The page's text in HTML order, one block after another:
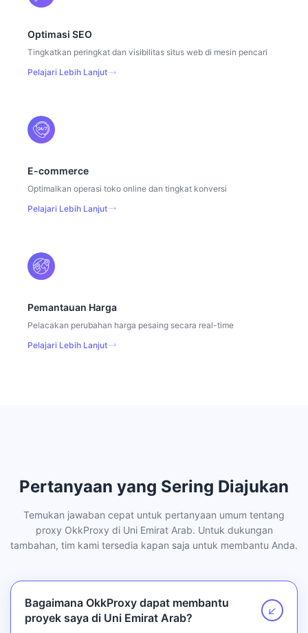
Optimasi SEO
Tingkatkan peringkat dan visibilitas situs web di mesin pencari
Pelajari Lebih Lanjut
E-commerce
Optimalkan operasi toko online dan tingkat konversi
Pelajari Lebih Lanjut
Pemantauan Harga
Pelacakan perubahan harga pesaing secara real-time
Pelajari Lebih Lanjut
Pertanyaan yang Sering Diajukan
Temukan jawaban cepat untuk pertanyaan umum tentang
proxy OkkProxy di Uni Emirat Arab. Untuk dukungan
tambahan, tim kami tersedia kapan saja untuk membantu Anda.
Bagaimana OkkProxy dapat membantu
proyek saya di Uni Emirat Arab?
↗